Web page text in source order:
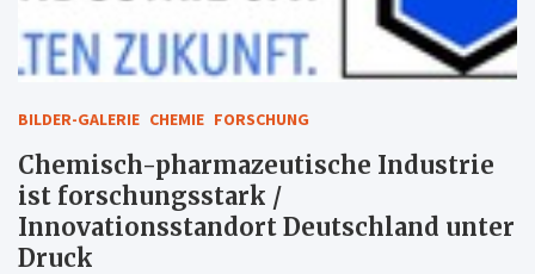
BILDER-GALERIE CHEMIE FORSCHUNG
Chemisch-pharmazeutische Industrie
ist forschungsstark /
Innovationsstandort Deutschland unter
Druck